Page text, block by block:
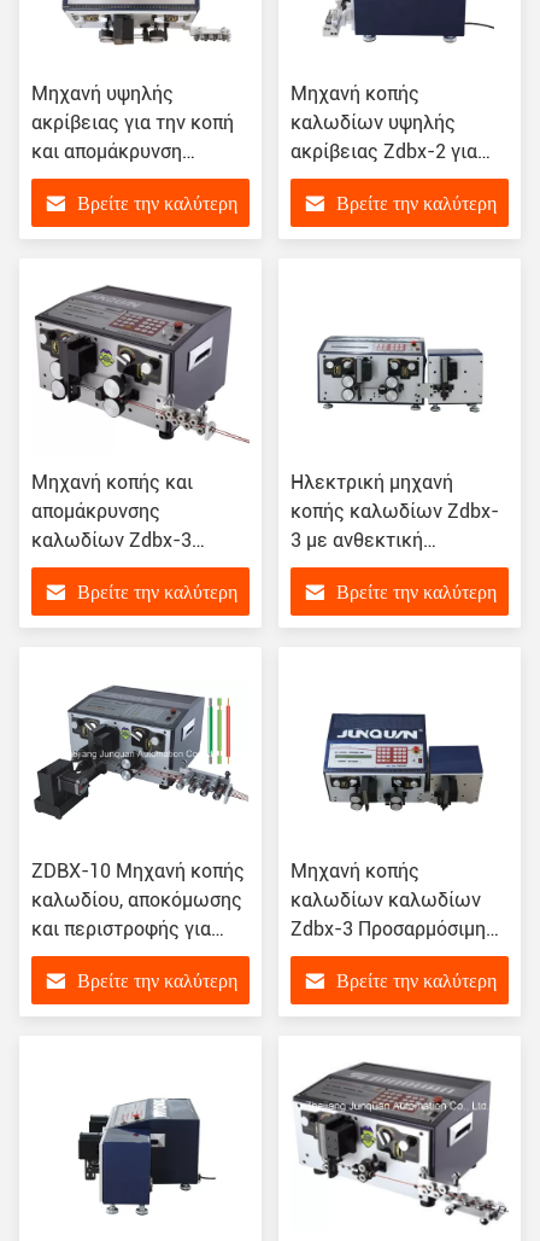
Μηχανή υψηλής
ακρίβειας για την κοπή
και απομάκρυνση
σύρματος για υλικό
όρασης Πιστοποίηση ISO
Βρείτε την καλύτερη
Μηχανή κοπής
καλωδίων υψηλής
ακρίβειας Zdbx-2 για
επαγγελματίες
Βρείτε την καλύτερη
Μηχανή κοπής και
απομάκρυνσης
καλωδίων Zdbx-3
Αγγλική / Κινέζικη
γλώσσα συστήματος
Βρείτε την καλύτερη
Ηλεκτρική μηχανή
κοπής καλωδίων Zdbx-
3 με ανθεκτική
κατασκευή
Βρείτε την καλύτερη
ZDBX-10 Μηχανή κοπής
καλωδίου, αποκόμωσης
και περιστροφής για
πρότυπα επιδόσεων
παραγωγής
Βρείτε την καλύτερη
Μηχανή κοπής
καλωδίων καλωδίων
Zdbx-3 Προσαρμόσιμη
στις απαιτήσεις του
πελάτηΒρείτε την καλύτερη